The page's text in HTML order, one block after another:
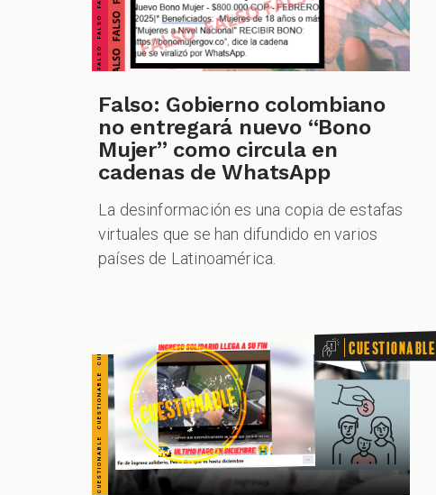
Falso: Gobierno colombiano
no entregará nuevo “Bono
Mujer” como circula en
cadenas de WhatsApp
La desinformación es una copia de estafas
virtuales que se han difundido en varios
países de Latinoamérica.
CUESTIONABLE CUESTIONABLE CUESTIONABLE CUESTIONABLE CUESTIONABLE CUESTIONABLE CUESTIONABLE Cuestionable